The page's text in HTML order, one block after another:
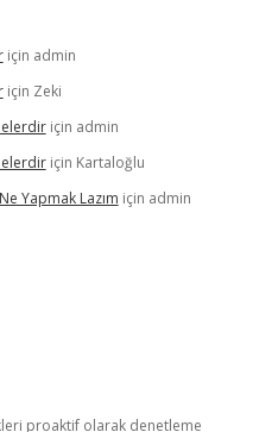
için admin
için Zeki
için admin
için Kartaloğlu
Yapmak Lazım için admin
proaktif olarak denetleme